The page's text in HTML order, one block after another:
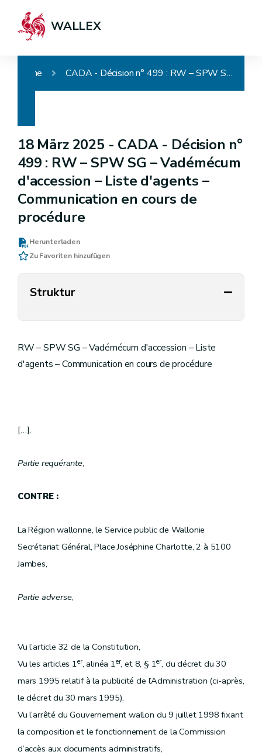
WALLEX
Home CADA - Décision n° 499 : RW – SPW SG – Vadémécum d'accession – Liste d'agents – Communication en cours de procédure
18 März 2025 - CADA - Décision n°
499 : RW – SPW SG – Vadémécum
d'accession – Liste d'agents –
Communication en cours de
procédure
Herunterladen
Zu Favoriten hinzufügen
Struktur
RW – SPW SG – Vadémécum d'accession – Liste
d'agents – Communication en cours de procédure
[…],
Partie requérante,
CONTRE :
La Région wallonne, le Service public de Wallonie
Secrétariat Général, Place Joséphine Charlotte, 2 à 5100
Jambes,
Partie adverse,
Vu l’article 32 de la Constitution,
Vu les articles 1er, alinéa 1er, et 8, § 1er, du décret du 30
mars 1995 relatif à la publicité de l’Administration (ci-après,
le décret du 30 mars 1995),
Vu l’arrêté du Gouvernement wallon du 9 juillet 1998 fixant
la composition et le fonctionnement de la Commission
d’accès aux documents administratifs,